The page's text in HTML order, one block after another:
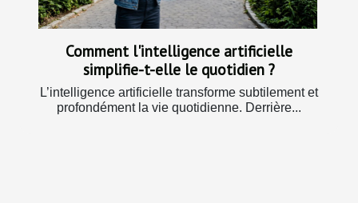
Comment l'intelligence artificielle
simplifie-t-elle le quotidien ?
L’intelligence artificielle transforme subtilement et
profondément la vie quotidienne. Derrière...